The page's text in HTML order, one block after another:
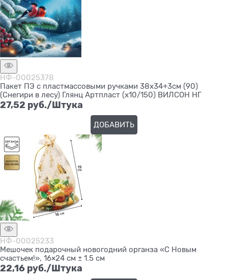
НФ-00025378
Пакет ПЭ с пластмассовыми ручками 38х34+3см (90)
(Снегири в лесу) Глянц Артпласт (х10/150) ВИЛСОН НГ
27,52 руб./Штука
ДОБАВИТЬ
НФ-00025233
Мешочек подарочный новогодний органза «С Новым
счастьем!», 16×24 см ± 1.5 см
22,16 руб./Штука